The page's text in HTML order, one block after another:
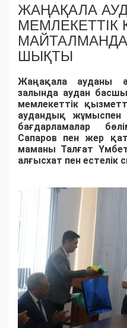
ЖАҢАҚАЛА
МЕМЛЕКЕТТІК
ШЫҚТЫ
Жаңақала ауданы
залында аудан
мемлекеттік
аудандық жұмыспен
бағдарламалар
Сапаров пен жер
маманы Талғат
алғысхат пен естелік